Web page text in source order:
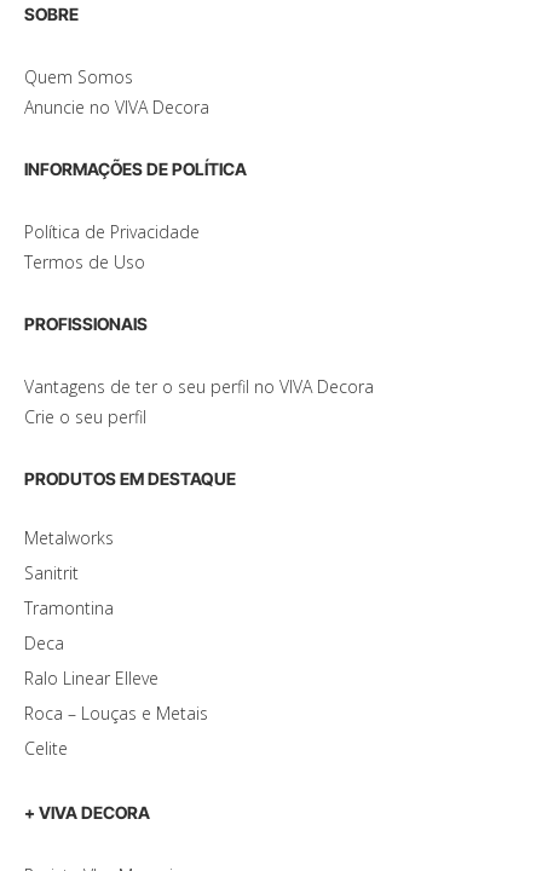
SOBRE
Quem Somos
Anuncie no VIVA Decora
INFORMAÇÕES DE POLÍTICA
Política de Privacidade
Termos de Uso
PROFISSIONAIS
Vantagens de ter o seu perfil no VIVA Decora
Crie o seu perfil
PRODUTOS EM DESTAQUE
Metalworks
Sanitrit
Tramontina
Deca
Ralo Linear Elleve
Roca – Louças e Metais
Celite
+ VIVA DECORA